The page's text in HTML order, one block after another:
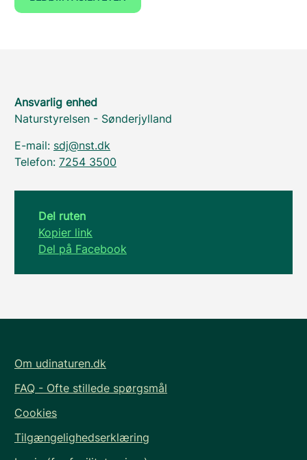
Ansvarlig enhed
Naturstyrelsen - Sønderjylland
E-mail: sdj@nst.dk
Telefon: 7254 3500
Del ruten
Kopier link
Del på Facebook
Om udinaturen.dk
FAQ - Ofte stillede spørgsmål
Cookies
Tilgængelighedserklæring